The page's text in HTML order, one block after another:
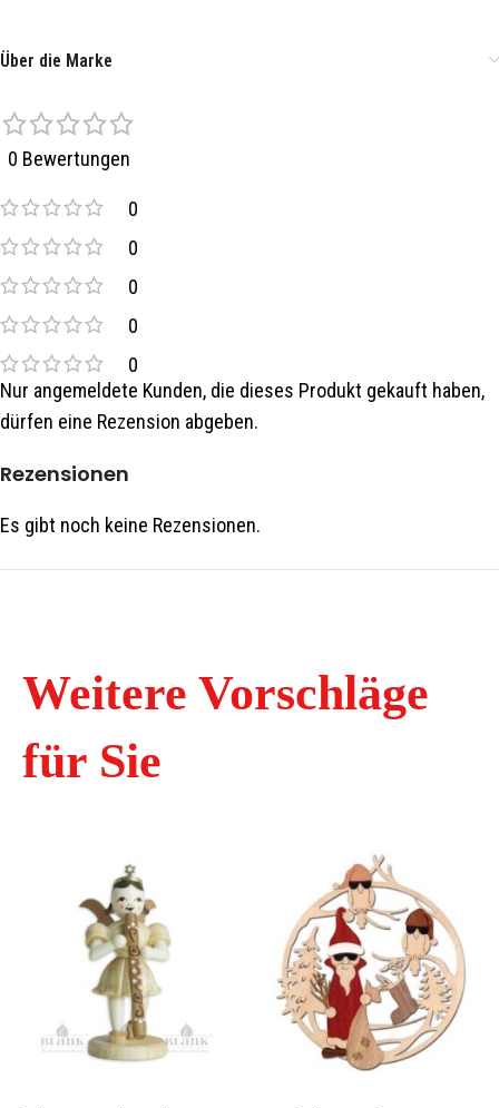
Über die Marke
0 Bewertungen
0
0
0
0
0
Rezensionen
Es gibt noch keine Rezensionen.
Nur angemeldete Kunden, die dieses Produkt gekauft haben,
dürfen eine Rezension abgeben.
Weitere Vorschläge
für Sie